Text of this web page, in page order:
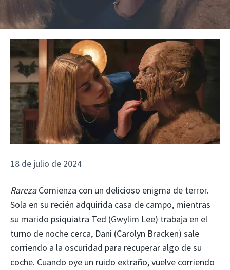
18 de julio de 2024
RarezaComienza con un delicioso enigma de terror.
Sola en su recién adquirida casa de campo, mientras
su marido psiquiatra Ted (Gwylim Lee) trabaja en el
turno de noche cerca, Dani (Carolyn Bracken) sale
corriendo a la oscuridad para recuperar algo de su
coche. Cuando oye un ruido extraño, vuelve corriendo